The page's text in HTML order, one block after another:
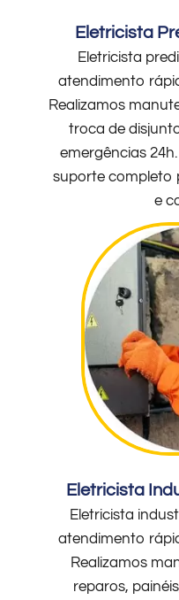
Eletricista
Eletricista
atendimento
Realizamos
troca de
emergências
suporte completo
e
Eletricista
Eletricista
atendimento
Realizamos
reparos,